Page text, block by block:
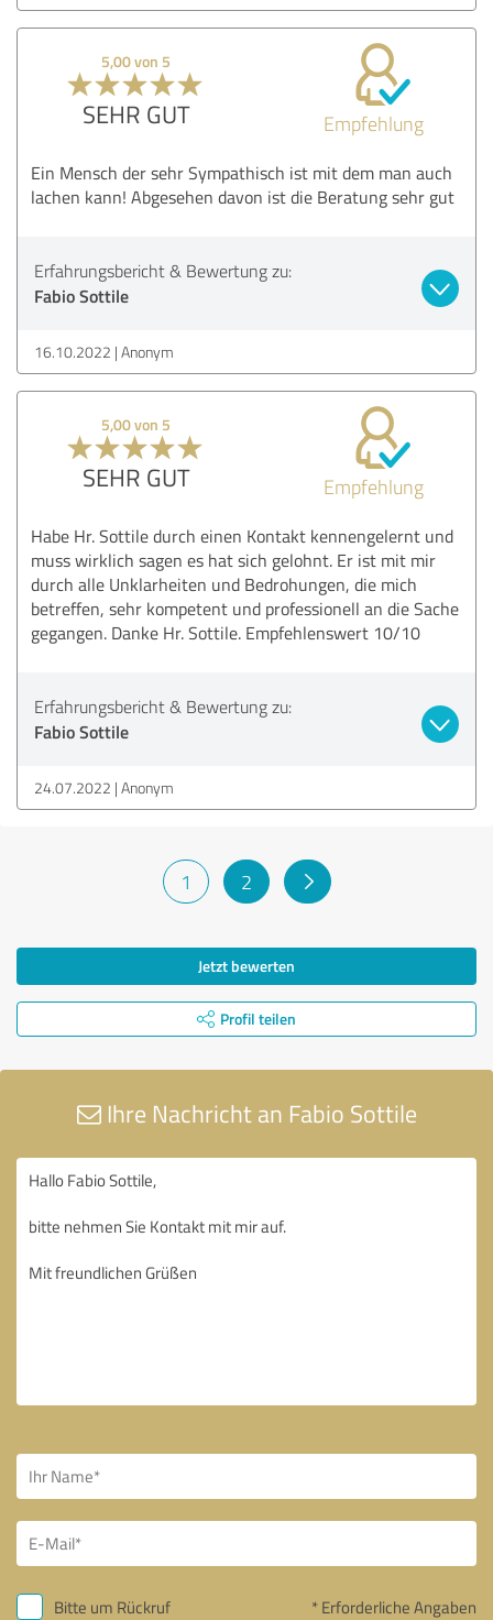
5,00 von 5
SEHR GUT Empfehlung
Ein Mensch der sehr Sympathisch ist mit dem man auch
lachen kann! Abgesehen davon ist die Beratung sehr gut
Erfahrungsbericht & Bewertung zu:
Fabio Sottile
16.10.2022 Anonym
5,00 von 5
SEHR GUT Empfehlung
Habe Hr. Sottile durch einen Kontakt kennengelernt und
muss wirklich sagen es hat sich gelohnt. Er ist mit mir
durch alle Unklarheiten und Bedrohungen, die mich
betreffen, sehr kompetent und professionell an die Sache
gegangen. Danke Hr. Sottile. Empfehlenswert 10/10
Erfahrungsbericht & Bewertung zu:
Fabio Sottile
24.07.2022 Anonym
1 2
Jetzt bewerten
Profil teilen
Ihre Nachricht an Fabio Sottile
Bitte um Rückruf * Erforderliche Angaben